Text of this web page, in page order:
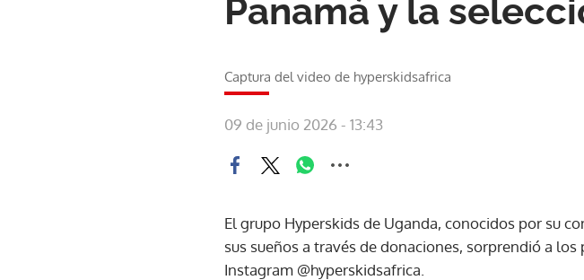
Panamá y la
Captura del video de hyperskidsafrica
09 de junio 2026 - 13:43
El grupo Hyperskids de Uganda, conocidos por su
sus sueños a través de donaciones, sorprendió a
Instagram @hyperskidsafrica.